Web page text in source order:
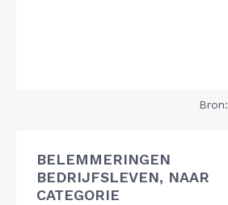
Bron:
BELEMMERINGEN
BEDRIJFSLEVEN, NAAR
CATEGORIE